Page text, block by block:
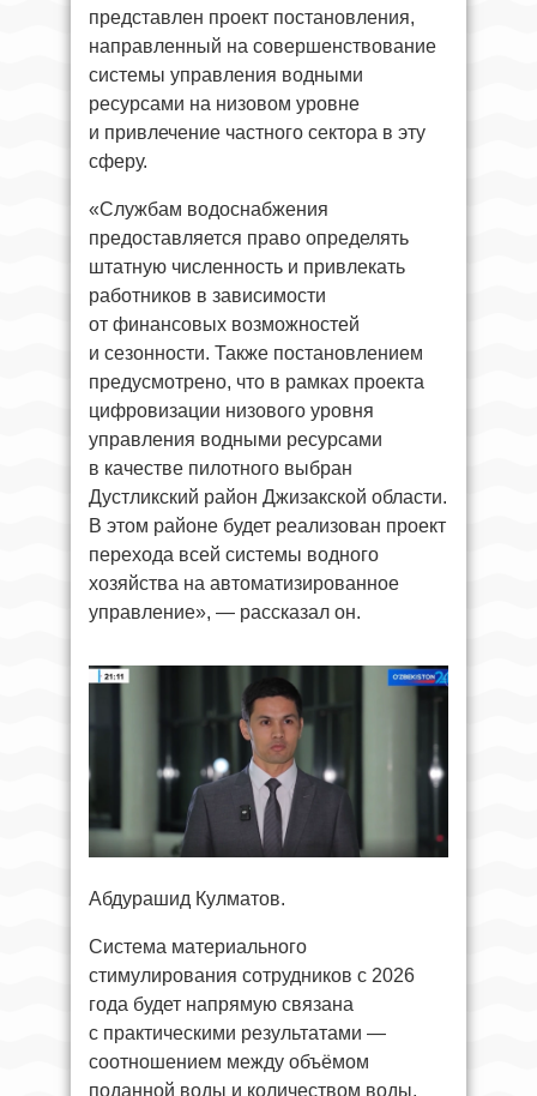
представлен проект постановления,
направленный на совершенствование
системы управления водными
ресурсами на низовом уровне
и привлечение частного сектора в эту
сферу.
«Службам водоснабжения
предоставляется право определять
штатную численность и привлекать
работников в зависимости
от финансовых возможностей
и сезонности. Также постановлением
предусмотрено, что в рамках проекта
цифровизации низового уровня
управления водными ресурсами
в качестве пилотного выбран
Дустликский район Джизакской области.
В этом районе будет реализован проект
перехода всей системы водного
хозяйства на автоматизированное
управление», — рассказал он.
Абдурашид Кулматов.
Система материального
стимулирования сотрудников с 2026
года будет напрямую связана
с практическими результатами —
соотношением между объёмом
поданной воды и количеством воды,